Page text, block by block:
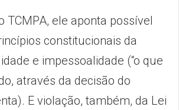
TCMPA, ele aponta possível
constitucionais da
e impessoalidade (“o que
através da decisão do
E violação, também, da Lei